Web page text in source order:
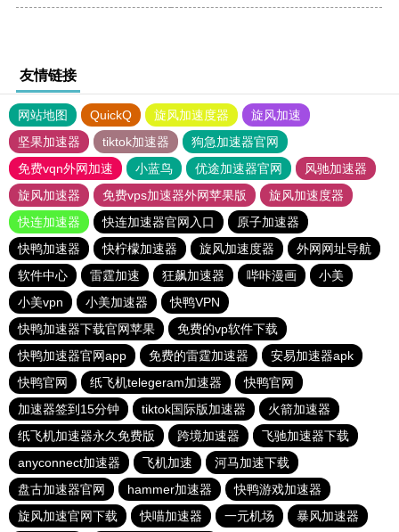
友情链接
网站地图 QuickQ 旋风加速度器
旋风加速
坚果加速器
tiktok加速器
狗急加速器官网
免费vqn外网加速
小蓝鸟 优途加速器官网
风驰加速器
旋风加速器
免费vps加速器外网苹果版
旋风加速度器
快连加速器
快连加速器官网入口
原子加速器
快鸭加速器
快柠檬加速器 旋风加速度器
外网网址导航
软件中心
雷霆加速 狂飙加速器 哔咔漫画
小美
小美vpn
小美加速器
快鸭VPN
快鸭加速器下载官网苹果
免费的vp软件下载
快鸭加速器官网app
免费的雷霆加速器
安易加速器apk
快鸭官网
纸飞机telegeram加速器
快鸭官网
加速器签到15分钟
tiktok国际版加速器
火箭加速器
纸飞机加速器永久免费版
跨境加速器
飞驰加速器下载
anyconnect加速器
飞机加速
河马加速下载
盘古加速器官网
hammer加速器
快鸭游戏加速器
旋风加速官网下载
快喵加速器 一元机场
暴风加速器